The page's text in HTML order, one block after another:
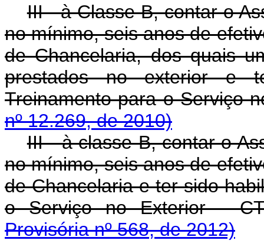
III - à Classe B, contar o
no mínimo, seis anos de
de Chancelaria, dos quais
prestados no exterior e
Treinamento para o Serviço
nº 12.269, de 2010)
III - à classe B, contar o
no mínimo, seis anos de
de Chancelaria e ter sido
o Serviço no Exterior -
Provisória nº 568, de 2012)